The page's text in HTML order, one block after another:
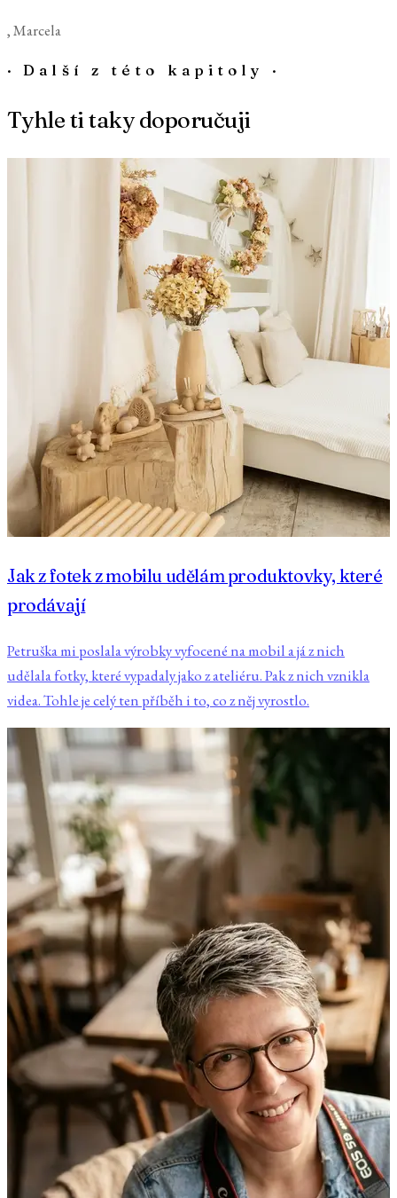
, Marcela
·Další z této kapitoly ·
Tyhle ti taky doporučuji
Jak z fotek z mobilu udělám produktovky, které
prodávají
Petruška mi poslala výrobky vyfocené na mobil a já z nich
udělala fotky, které vypadaly jako z ateliéru. Pak z nich vznikla
videa. Tohle je celý ten příběh i to, co z něj vyrostlo.